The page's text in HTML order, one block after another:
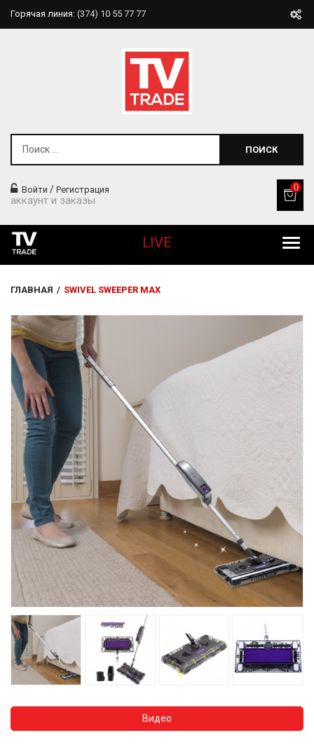
Горячая линия: (374) 10 55 77 77
ПОИСК
Войти / Регистрация
аккаунт и заказы
0
Товары Для Кухни
Фитнесс
Kрасота И Здоровье
Для Детей
LIVE
ГЛАВНАЯ / SWIVEL SWEEPER MAX
Видео